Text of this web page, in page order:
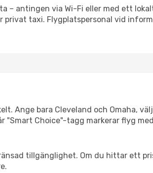
– antingen via Wi-Fi eller med ett
taxi. Flygplatspersonal vid
Ange bara Cleveland och Omaha,
Choice"-tagg markerar flyg
tillgänglighet. Om du hittar ett